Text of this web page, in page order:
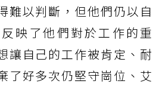
難以判斷，但他們仍以自
映了他們對於工作的重
讓自己的工作被肯定、耐
了好多次仍堅守崗位、艾